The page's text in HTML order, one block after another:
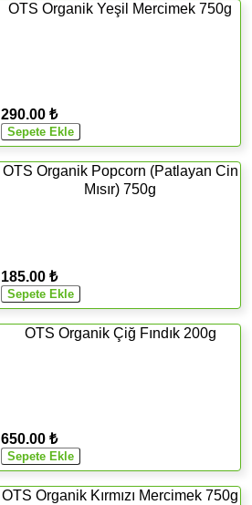
OTS Organik Yeşil Mercimek 750g
290.00 ₺
OTS Organik Popcorn (Patlayan Cin
Mısır) 750g
185.00 ₺
OTS Organik Çiğ Fındık 200g
650.00 ₺
OTS Organik Kırmızı Mercimek 750g